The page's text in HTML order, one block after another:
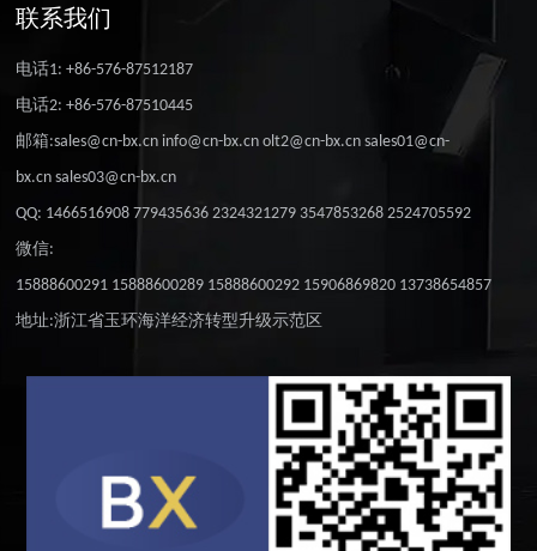
联系我们
电话1: +86-576-87512187
电话2: +86-576-87510445
邮箱:sales@cn-bx.cn info@cn-bx.cn olt2@cn-bx.cn sales01@cn-
bx.cn sales03@cn-bx.cn
QQ: 1466516908 779435636 2324321279 3547853268 2524705592
微信:
15888600291 15888600289 15888600292 15906869820 13738654857
地址:浙江省玉环海洋经济转型升级示范区